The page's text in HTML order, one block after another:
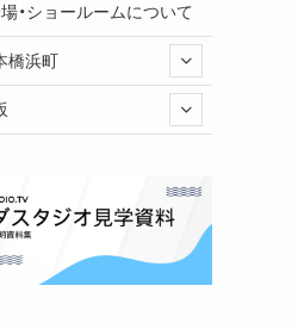
・ショールームについて
橋浜町